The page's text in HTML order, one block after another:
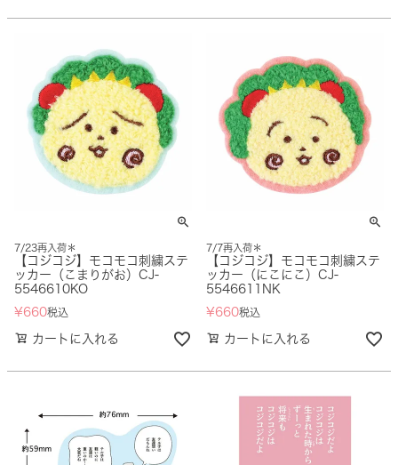
7/23再入荷＊
【コジコジ】モコモコ刺繍ステ
ッカー（こまりがお）CJ-
5546610KO
¥660税込
カートに入れる
7/7再入荷＊
【コジコジ】モコモコ刺繍ステ
ッカー（にこにこ）CJ-
5546611NK
¥660税込
カートに入れる